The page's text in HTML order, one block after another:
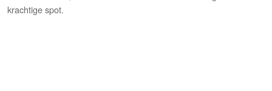
krachtige spot.